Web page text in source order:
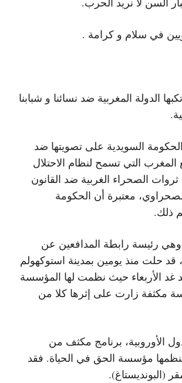
في سلام و كرامة .
الدولة المغربية ضد نسائنا و شبابنا
السويدية على تصويتها ضد
المغرب التي تسمح لنظام الاحتلال
الصحراء الغربية ضد القانون
معتبرة أن الحكومة
ذلك.
وهي رئيسة رابطة المدافعين عن
حلت منذ يومين بمدينة استوكهولم
غد الأربعاء حيث نظمت لها المؤسسة
مكثفة زارت على إثرها كلا من
الأوروبية، برنامج مكثف من
مؤسسة الحق في الحياة. فقد
(البونديستاغ).